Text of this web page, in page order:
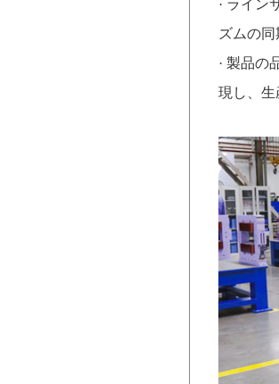
· ライン
ズムの同
· 製品の
現し、生